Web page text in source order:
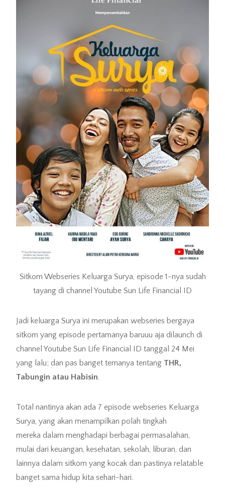
Sitkom Webseries Keluarga Surya, episode 1-nya sudah
tayang di channel Youtube Sun Life Financial ID
Jadi keluarga Surya ini merupakan webseries bergaya
sitkom yang episode pertamanya baruuu aja dilaunch di
channel Youtube Sun Life Financial ID tanggal 24 Mei
yang lalu; dan pas banget temanya tentang THR,
Tabungin atau Habisin.
Total nantinya akan ada 7 episode webseries Keluarga
Surya, yang akan menampilkan polah tingkah
mereka dalam menghadapi berbagai permasalahan,
mulai dari keuangan, kesehatan, sekolah, liburan, dan
lainnya dalam sitkom yang kocak dan pastinya relatable
banget sama hidup kita sehari-hari.